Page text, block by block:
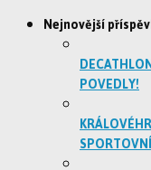
Nejnovější
POVEDLY!